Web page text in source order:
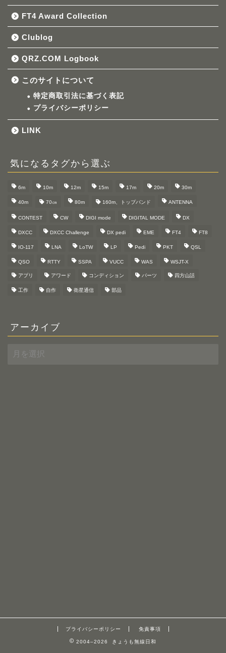
FT4 Award Collection
Clublog
QRZ.COM Logbook
このサイトについて
特定商取引法に基づく表記
プライバシーポリシー
LINK
気になるタグから選ぶ
6m 10m 12m 15m 17m 20m 30m
40m 70㎝ 80m 160m、トップバンド ANTENNA
CONTEST CW DIGI mode DIGITAL MODE DX
DXCC DXCC Challenge DX pedi EME FT4 FT8
IO-117 LNA LoTW LP Pedi PKT QSL
QSO RTTY SSPA VUCC WAS WSJT-X
アプリ アワード コンディション パーツ 四方山話
工作 自作 衛星通信 部品
アーカイブ
ー
プライバシーポリシー 免責事項
2004–2026 きょうも無線日和